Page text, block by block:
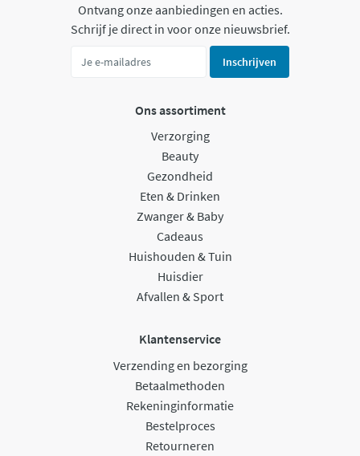
Ontvang onze aanbiedingen en acties.
Schrijf je direct in voor onze nieuwsbrief.
Inschrijven
Ons assortiment
Verzorging
Beauty
Gezondheid
Eten & Drinken
Zwanger & Baby
Cadeaus
Huishouden & Tuin
Huisdier
Afvallen & Sport
Klantenservice
Verzending en bezorging
Betaalmethoden
Rekeninginformatie
Bestelproces
Retourneren